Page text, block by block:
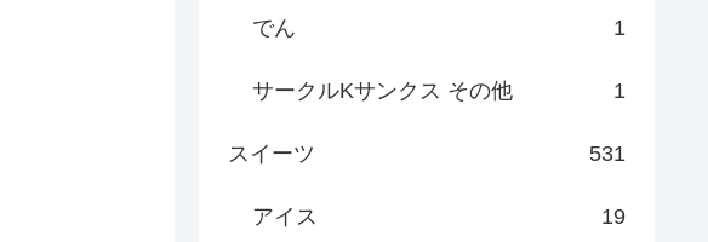
でん
1
サークルKサンクス その他 1
スイーツ 531
アイス 19